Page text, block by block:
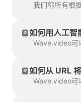
如何用人工智
如何从 URL